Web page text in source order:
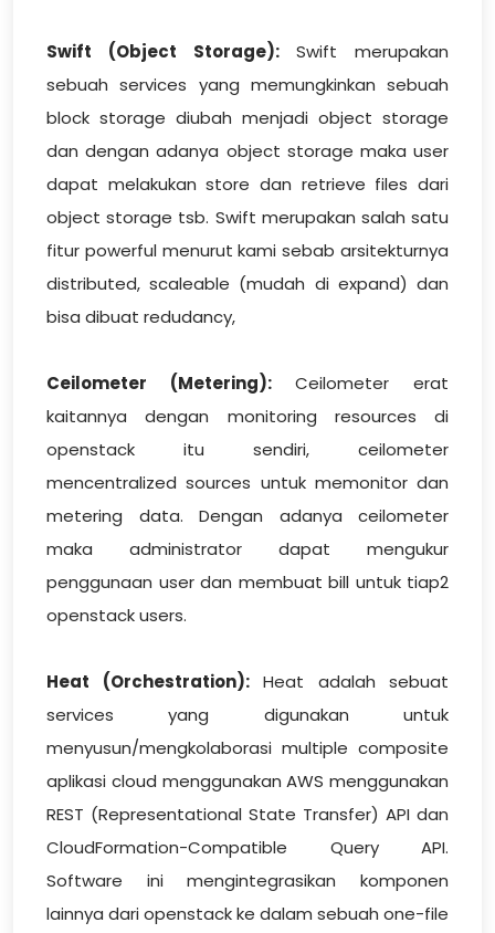
Swift (Object Storage):Swift merupakan
sebuah services yang memungkinkan sebuah
block storage diubah menjadi object storage
dan dengan adanya object storage maka user
dapat melakukan store dan retrieve files dari
object storage tsb. Swift merupakan salah satu
fitur powerful menurut kami sebab arsitekturnya
distributed, scaleable (mudah di expand) dan
bisa dibuat redudancy,
Ceilometer (Metering):Ceilometer erat
kaitannya dengan monitoring resources di
openstack itu sendiri, ceilometer
mencentralized sources untuk memonitor dan
metering data. Dengan adanya ceilometer
maka administrator dapat mengukur
penggunaan user dan membuat bill untuk tiap2
openstack users.
Heat (Orchestration):Heat adalah sebuat
services yang digunakan untuk
menyusun/mengkolaborasi multiple composite
aplikasi cloud menggunakan AWS menggunakan
REST (Representational State Transfer) API dan
CloudFormation-Compatible Query API.
Software ini mengintegrasikan komponen
lainnya dari openstack ke dalam sebuah one-file